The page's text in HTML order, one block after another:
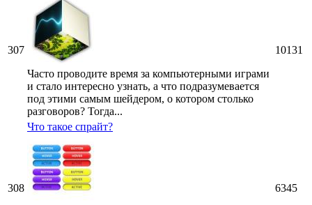
307
Часто проводите время за компьютерными играми
и стало интересно узнать, а что подразумевается
под этими самым шейдером, о котором столько
разговоров? Тогда...
10131
308
Что такое спрайт?
6345